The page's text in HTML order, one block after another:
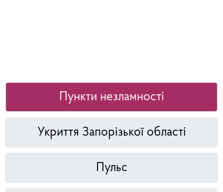
Пункти незламності
Укриття Запорізької області
Пульс